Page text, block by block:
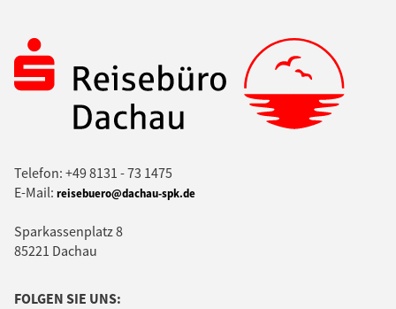
Telefon: +49 8131 - 73 1475
E-Mail: reisebuero@dachau-spk.de
Sparkassenplatz 8
85221 Dachau
FOLGEN SIE UNS: